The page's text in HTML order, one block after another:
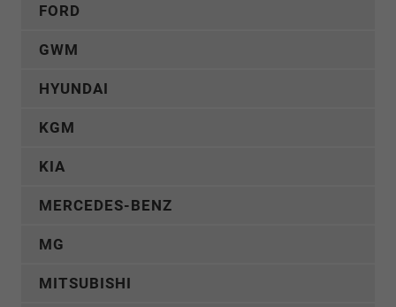
FORD
GWM
HYUNDAI
KGM
KIA
MERCEDES-BENZ
MG
MITSUBISHI